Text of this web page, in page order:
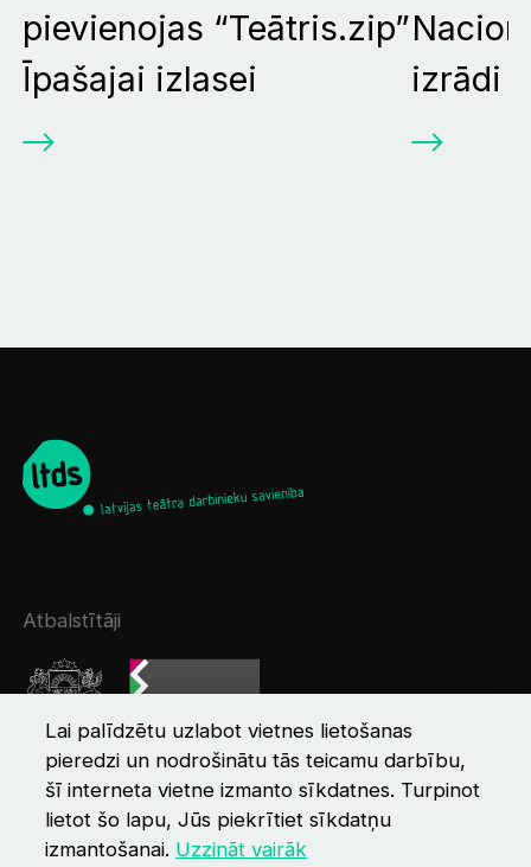
pievienojas “Teātris.zip”
Īpašajai izlasei
izrādi
Atbalstītāji
Lai palīdzētu uzlabot vietnes lietošanas
pieredzi un nodrošinātu tās teicamu darbību,
šī interneta vietne izmanto sīkdatnes. Turpinot
lietot šo lapu, Jūs piekrītiet sīkdatņu
izmantošanai. Uzzināt vairāk